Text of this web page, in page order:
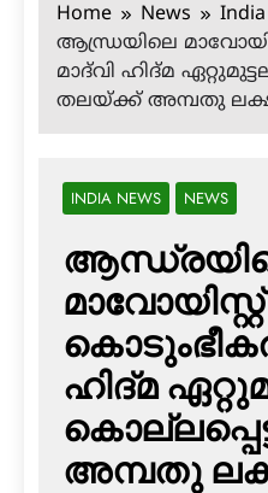
Home News
ആന്ധ്രയിലെ
മാദ്‌വി ഹിദ്മ
തലയ്ക്ക് അമ്പതു
INDIA NEWS NEWS
മാവോയിസ്റ്റ്
ഹിദ്മ
അമ്പതു